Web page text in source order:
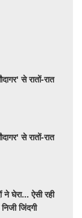
से रातों-रात
से रातों-रात
ने घेरा… ऐसी रही
जिंदगी